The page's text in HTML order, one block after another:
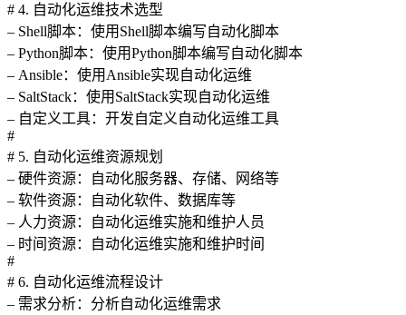
# 4. 自动化运维技术选型
– Shell脚本：使用Shell脚本编写自动化脚本
– Python脚本：使用Python脚本编写自动化脚本
– Ansible：使用Ansible实现自动化运维
– SaltStack：使用SaltStack实现自动化运维
– 自定义工具：开发自定义自动化运维工具
#
# 5. 自动化运维资源规划
– 硬件资源：自动化服务器、存储、网络等
– 软件资源：自动化软件、数据库等
– 人力资源：自动化运维实施和维护人员
– 时间资源：自动化运维实施和维护时间
#
# 6. 自动化运维流程设计
– 需求分析：分析自动化运维需求